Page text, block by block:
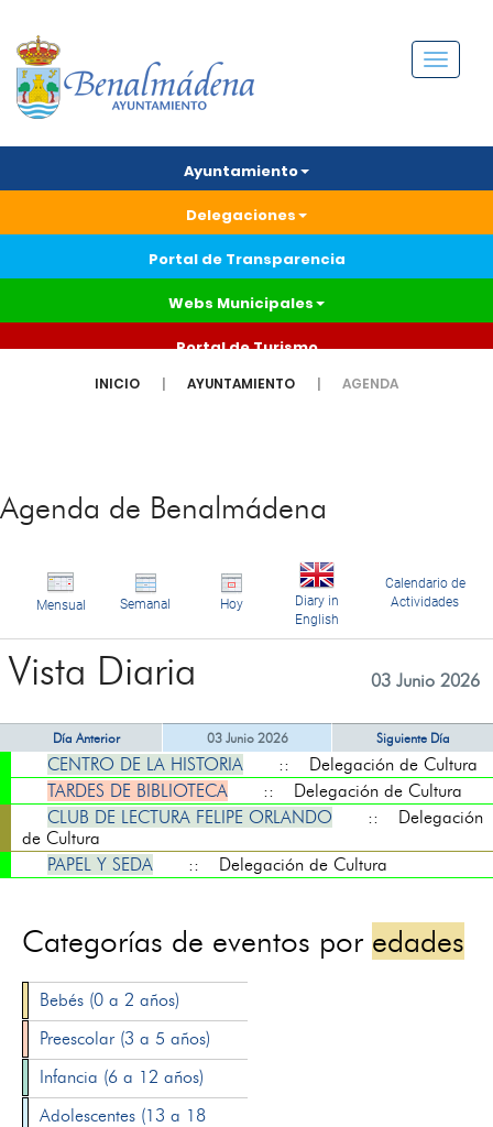
Menú
Ayuntamiento
Delegaciones
Portal de Transparencia
Webs Municipales
Portal de Turismo
INICIO AYUNTAMIENTO AGENDA
Agenda de Benalmádena
Mensual Semanal Hoy
Diary in
English
Calendario de
Actividades
Vista Diaria 03 Junio 2026
Día Anterior 03 Junio 2026 Siguiente Día
CENTRO DE LA HISTORIA
:: Delegación de Cultura
TARDES DE BIBLIOTECA
:: Delegación de Cultura
CLUB DE LECTURA FELIPE ORLANDO
:: Delegación
de Cultura
PAPEL Y SEDA
:: Delegación de Cultura
Categorías de eventos por edades
Bebés (0 a 2 años)
Preescolar (3 a 5 años)
Infancia (6 a 12 años)
Adolescentes (13 a 18